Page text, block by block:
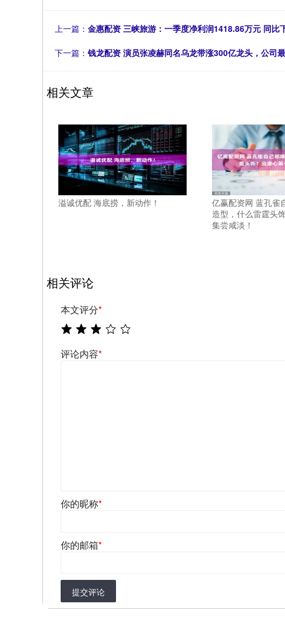
上一篇： 金惠配资 三峡旅游：一季度净利润1418.86万元 同比
下一篇： 钱龙配资 演员张凌赫同名乌龙带涨300亿龙头，公司
相关文章
溢诚优配 海底捞，新动作！
亿赢配资网 蓝孔雀
造型，什么雷霆头
集尝咸淡！
相关评论
本文评分*
评论内容*
你的昵称*
你的邮箱*
提交评论